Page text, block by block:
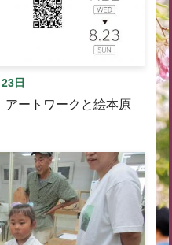
日
ートワークと絵本原